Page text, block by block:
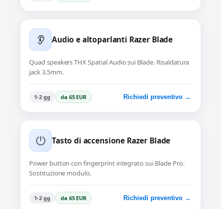
Audio e altoparlanti Razer Blade
Quad speakers THX Spatial Audio sui Blade. Risaldatura
jack 3.5mm.
1-2 gg da 65 EUR Richiedi preventivo →
Tasto di accensione Razer Blade
Power button con fingerprint integrato sui Blade Pro.
Sostituzione modulo.
1-2 gg da 65 EUR Richiedi preventivo →